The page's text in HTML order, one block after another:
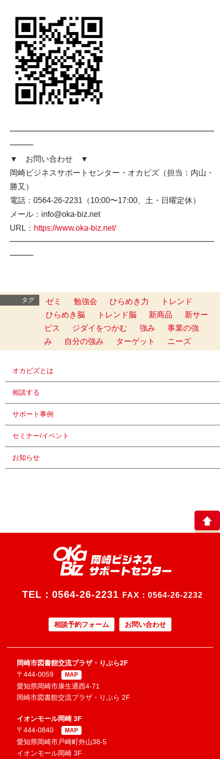
━━━━━━━━━━━━━━━━━━━━━━━━━━
━━━
▼ お問い合わせ ▼
岡崎ビジネスサポートセンター・オカビズ（担当：内山・
勝又）
電話：0564-26-2231（10:00〜17:00、土・日曜定休）
メール：info@oka-biz.net
URL： https://www.oka-biz.net/
━━━━━━━━━━━━━━━━━━━━━━━━━━
━━━
タグ ゼミ 勉強会 ひらめき力
トレンド
ひらめき脳
トレンド脳 新商品
新サー
ビス
ジダイをつかむ 強み
事業の強
み
自分の強み ターゲット ニーズ
オカビズとは
相談する
サポート事例
セミナー/イベント
お知らせ
TEL： 0564-26-2231 FAX：0564-26-2232
相談予約フォーム お問い合わせ
岡崎市図書館交流プラザ・りぶら2F
〒444-0059
MAP
愛知県岡崎市康生通西4-71
岡崎市図書館交流プラザ・りぶら 2F
イオンモール岡崎 3F
〒444-0840
MAP
愛知県岡崎市戸崎町外山38-5
イオンモール岡崎 3F